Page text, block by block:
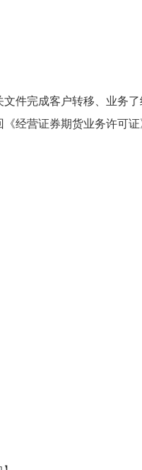
件完成客户转移、业务
经营证券期货业务许可证